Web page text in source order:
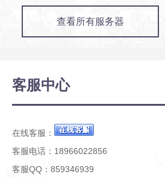
查看所有服务器
客服中心
在线客服：
客服电话：18966022856
客服QQ：859346939